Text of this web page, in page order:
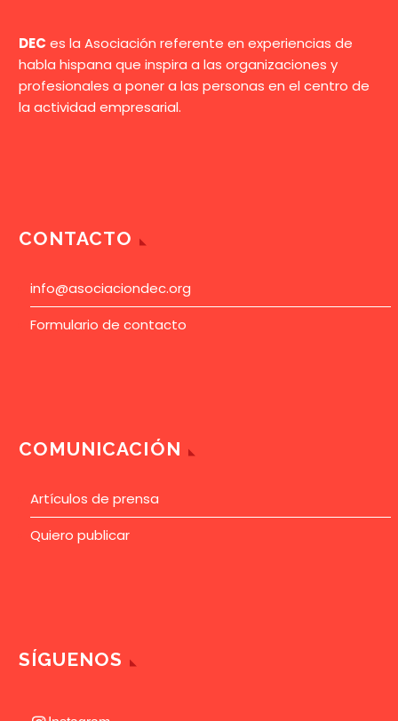
DEC es la Asociación referente en experiencias de
habla hispana que inspira a las organizaciones y
profesionales a poner a las personas en el centro de
la actividad empresarial.
CONTACTO
info@asociaciondec.org
Formulario de contacto
COMUNICACIÓN
Artículos de prensa
Quiero publicar
SÍGUENOS